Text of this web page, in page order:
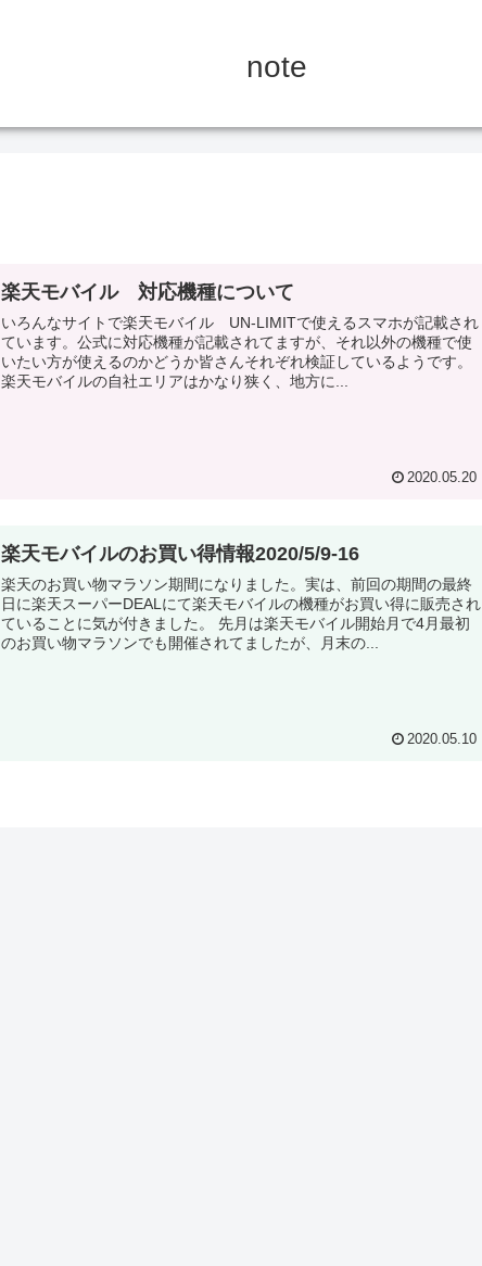
note
楽天モバイル 対応機種について
いろんなサイトで楽天モバイル UN-LIMITで使えるスマホが記載され
ています。公式に対応機種が記載されてますが、それ以外の機種で使
いたい方が使えるのかどうか皆さんそれぞれ検証しているようです。
楽天モバイルの自社エリアはかなり狭く、地方に...
2020.05.20
楽天モバイルのお買い得情報2020/5/9-16
楽天のお買い物マラソン期間になりました。実は、前回の期間の最終
日に楽天スーパーDEALにて楽天モバイルの機種がお買い得に販売され
ていることに気が付きました。 先月は楽天モバイル開始月で4月最初
のお買い物マラソンでも開催されてましたが、月末の...
2020.05.10